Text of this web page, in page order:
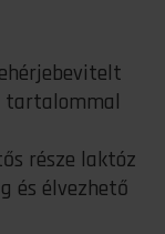
tartalommal
része laktóz
és élvezhető